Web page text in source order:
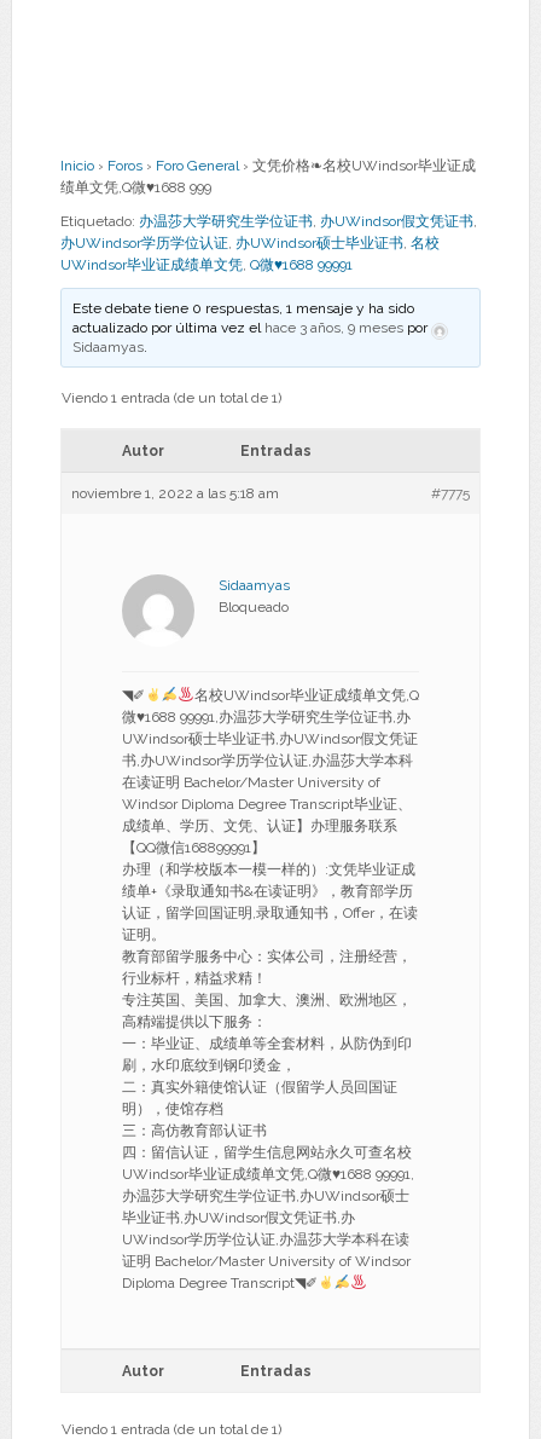
Inicio › Foros › Foro General › 文凭价格❧名校UWindsor毕业证成
绩单文凭,Q微♥1688 999
Etiquetado: 办温莎大学研究生学位证书, 办UWindsor假文凭证书,
办UWindsor学历学位认证, 办UWindsor硕士毕业证书, 名校
UWindsor毕业证成绩单文凭, Q微♥1688 99991
Este debate tiene 0 respuestas, 1 mensaje y ha sido
actualizado por última vez el hace 3 años, 9 meses por
Sidaamyas.
Viendo 1 entrada (de un total de 1)
Autor Entradas
noviembre 1, 2022 a las 5:18 am #7775
Sidaamyas
Bloqueado
◥✐
名校UWindsor毕业证成绩单文凭,Q
微♥1688 99991,办温莎大学研究生学位证书,办
UWindsor硕士毕业证书,办UWindsor假文凭证
书,办UWindsor学历学位认证,办温莎大学本科
在读证明 Bachelor/Master University of
Windsor Diploma Degree Transcript毕业证、
成绩单、学历、文凭、认证】办理服务联系
【QQ微信168899991】
办理（和学校版本一模一样的）:文凭毕业证成
绩单+《录取通知书&在读证明》，教育部学历
认证，留学回国证明,录取通知书，Offer，在读
证明。
教育部留学服务中心：实体公司，注册经营，
行业标杆，精益求精！
专注英国、美国、加拿大、澳洲、欧洲地区，
高精端提供以下服务：
一：毕业证、成绩单等全套材料，从防伪到印
刷，水印底纹到钢印烫金，
二：真实外籍使馆认证（假留学人员回国证
明），使馆存档
三：高仿教育部认证书
四：留信认证，留学生信息网站永久可查名校
UWindsor毕业证成绩单文凭,Q微♥1688 99991,
办温莎大学研究生学位证书,办UWindsor硕士
毕业证书,办UWindsor假文凭证书,办
UWindsor学历学位认证,办温莎大学本科在读
证明 Bachelor/Master University of Windsor
Diploma Degree Transcript◥✐
Autor Entradas
Viendo 1 entrada (de un total de 1)